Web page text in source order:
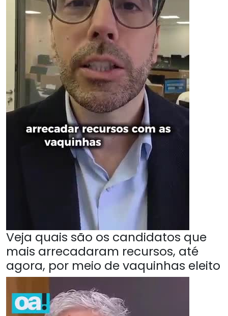
Veja quais são os candidatos que
mais arrecadaram recursos, até
agora, por meio de vaquinhas eleito